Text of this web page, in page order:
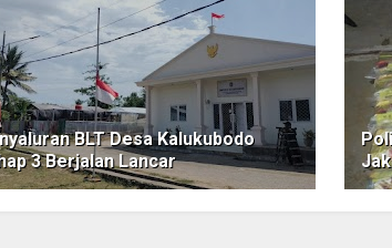
BLT Desa Kalukubodo
3 Berjalan Lancar